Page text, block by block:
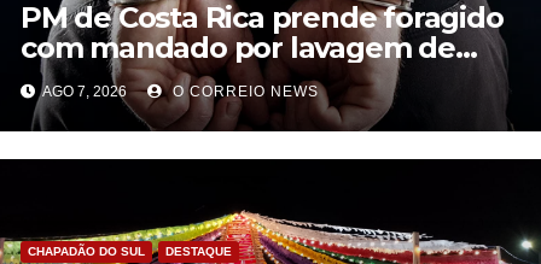
PM de Costa Rica prende foragido
com mandado por lavagem de
dinheiro e estelionato
AGO 7, 2026 O CORREIO NEWS
CHAPADÃO DO SUL DESTAQUE